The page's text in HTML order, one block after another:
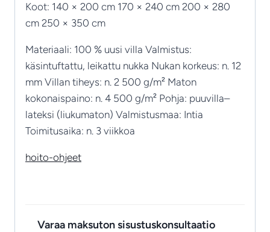
Koot: 140 × 200 cm 170 × 240 cm 200 × 280
cm 250 × 350 cm
Materiaali: 100 % uusi villa Valmistus:
käsintuftattu, leikattu nukka Nukan korkeus: n. 12
mm Villan tiheys: n. 2 500 g/m² Maton
kokonaispaino: n. 4 500 g/m² Pohja: puuvilla–
lateksi (liukumaton) Valmistusmaa: Intia
Toimitusaika: n. 3 viikkoa
hoito-ohjeet
Varaa maksuton sisustuskonsultaatio